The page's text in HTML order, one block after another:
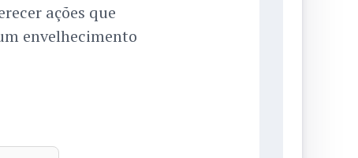
ações que
envelhecimento